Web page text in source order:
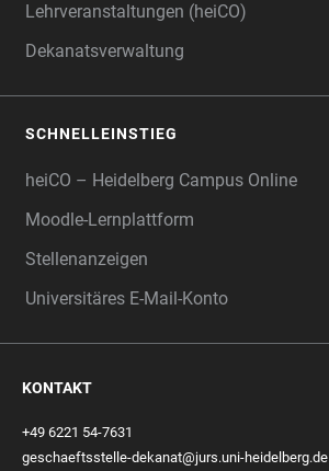
Lehrveranstaltungen (heiCO)
Dekanatsverwaltung
SCHNELLEINSTIEG
heiCO – Heidelberg Campus Online
Moodle-Lernplattform
Stellenanzeigen
Universitäres E-Mail-Konto
KONTAKT
+49 6221 54-7631
geschaeftsstelle-dekanat@jurs.uni-heidelberg.de